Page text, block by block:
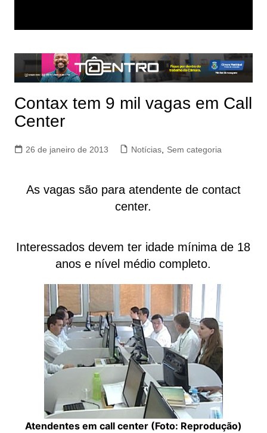
Contax tem 9 mil vagas em Call
Center
26 de janeiro de 2013 Notícias, Sem categoria
As vagas são para atendente de contact
center.
Interessados devem ter idade mínima de 18
anos e nível médio completo.
Atendentes em call center (Foto: Reprodução)